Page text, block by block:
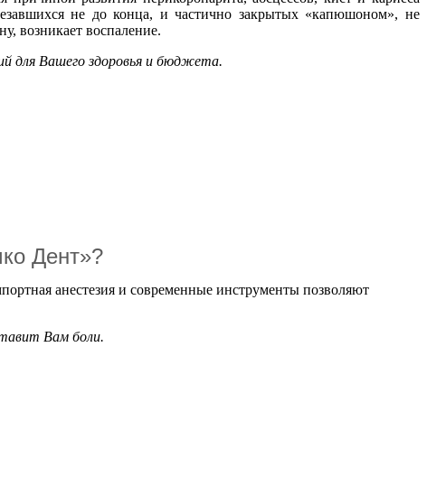
не до конца, и частично закрытых «капюшоном», не
возникает воспаление.
для Вашего здоровья и бюджета.
Дент»?
анестезия и современные инструменты позволяют
Вам боли.